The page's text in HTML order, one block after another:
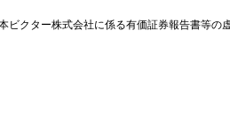
ビクター株式会社に係る有価証券報告書等の